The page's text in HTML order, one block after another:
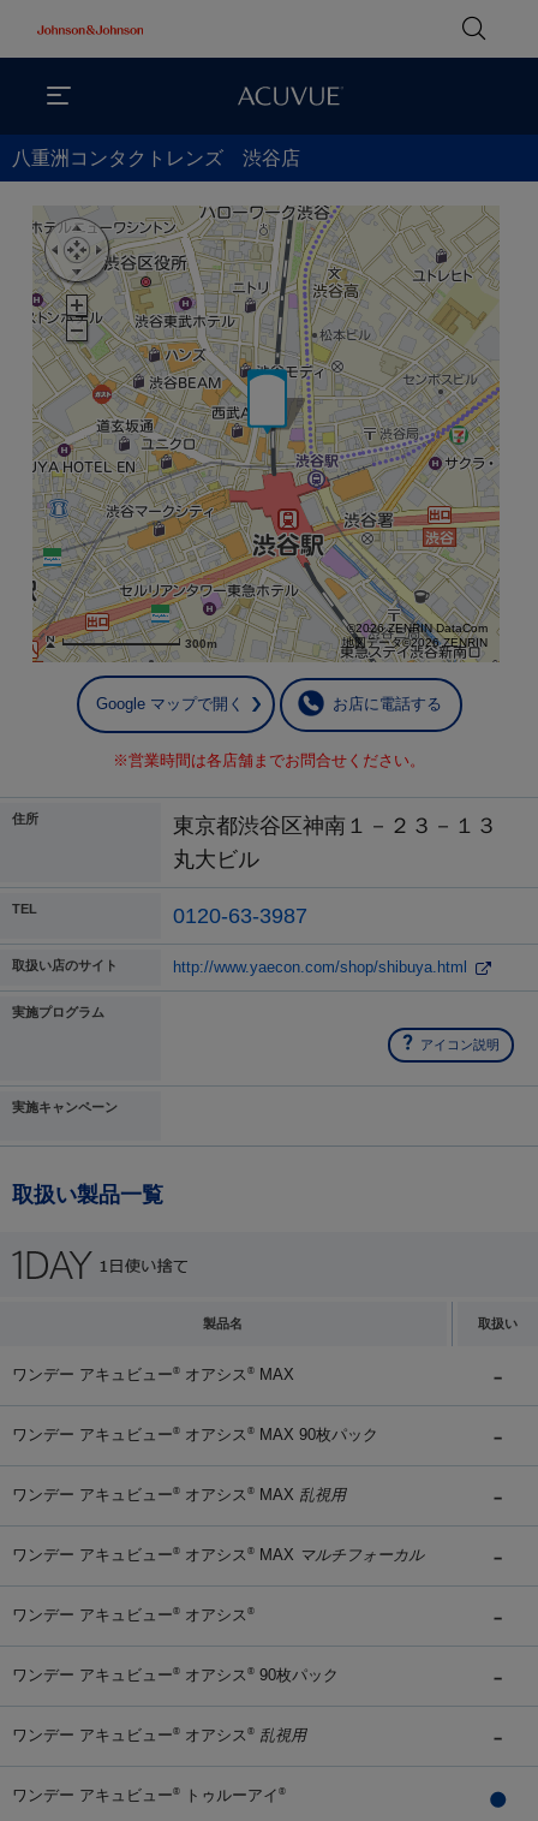
八重洲コンタクトレンズ 渋谷店
300m
©2026 ZENRIN DataCom
地図データ©2026 ZENRIN
Google マップで開く お店に電話する
※営業時間は各店舗までお問合せください。
住所
東京都渋谷区神南１－２３－１３
丸大ビル
TEL 0120-63-3987
取扱い店のサイト http://www.yaecon.com/shop/shibuya.html
実施プログラム
アイコン説明
実施キャンペーン
取扱い製品一覧
製品名 取扱い
ワンデー アキュビュー® オアシス ® MAX
ワンデー アキュビュー® オアシス ® MAX 90枚パック
ワンデー アキュビュー® オアシス ® MAX 乱視用
ワンデー アキュビュー® オアシス ® MAX マルチフォーカル
ワンデー アキュビュー® オアシス ®
ワンデー アキュビュー® オアシス ® 90枚パック
ワンデー アキュビュー® オアシス ® 乱視用
ワンデー アキュビュー® トゥルーアイ ®